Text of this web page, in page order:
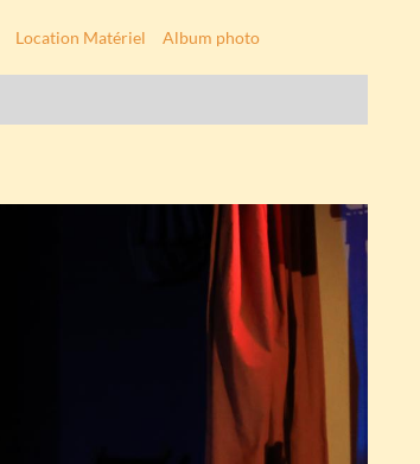
Location Matériel Album photo